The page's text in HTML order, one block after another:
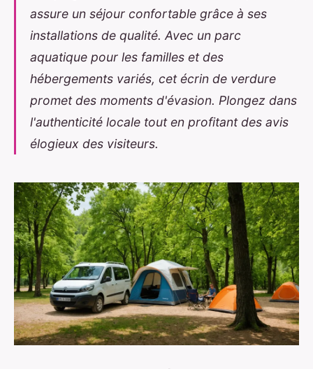
assure un séjour confortable grâce à ses
installations de qualité. Avec un parc
aquatique pour les familles et des
hébergements variés, cet écrin de verdure
promet des moments d'évasion. Plongez dans
l'authenticité locale tout en profitant des avis
élogieux des visiteurs.